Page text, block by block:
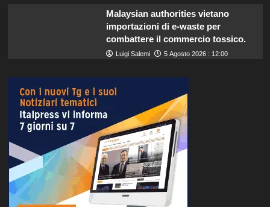
Malaysian authorities vietano
importazioni di e-waste per
combattere il commercio tossico.
Luigi Salemi 5 Agosto 2026 : 12:00